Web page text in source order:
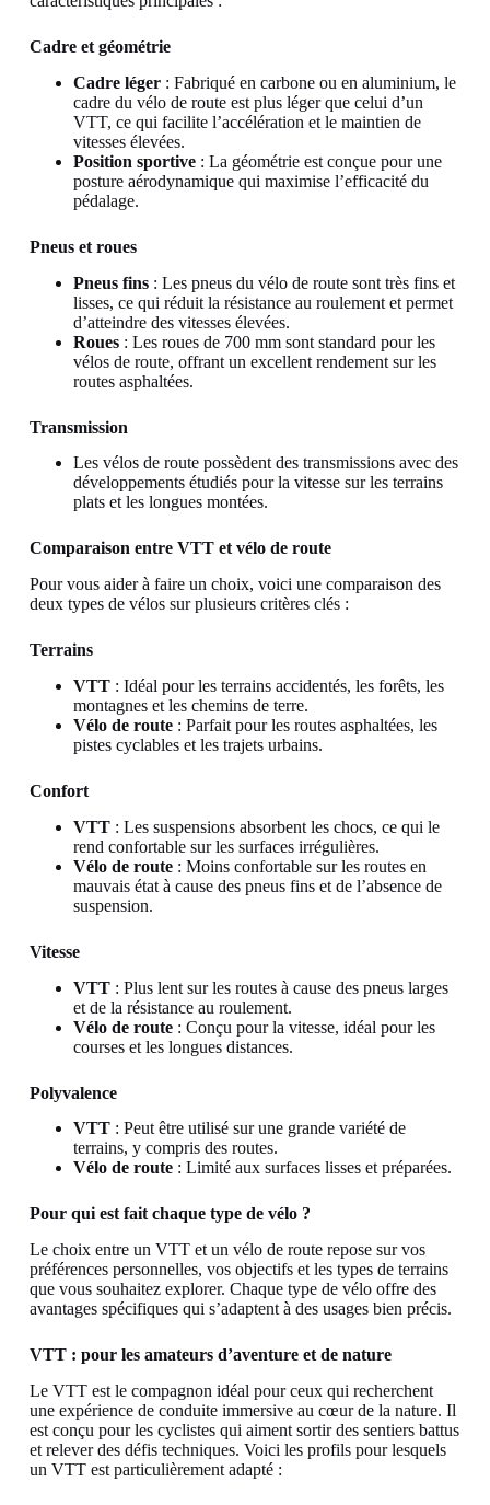
Cadre et géométrie
Cadre léger: Fabriqué en carbone ou en aluminium, le
cadre du vélo de route est plus léger que celui d’un
VTT, ce qui facilite l’accélération et le maintien de
vitesses élevées.
Position sportive: La géométrie est conçue pour une
posture aérodynamique qui maximise l’efficacité du
pédalage.
Pneus et roues
Pneus fins: Les pneus du vélo de route sont très fins et
lisses, ce qui réduit la résistance au roulement et permet
d’atteindre des vitesses élevées.
Roues: Les roues de 700 mm sont standard pour les
vélos de route, offrant un excellent rendement sur les
routes asphaltées.
Transmission
Les vélos de route possèdent des transmissions avec des
développements étudiés pour la vitesse sur les terrains
plats et les longues montées.
Comparaison entre VTT et vélo de route
Pour vous aider à faire un choix, voici une comparaison des
deux types de vélos sur plusieurs critères clés :
Terrains
VTT: Idéal pour les terrains accidentés, les forêts, les
montagnes et les chemins de terre.
Vélo de route: Parfait pour les routes asphaltées, les
pistes cyclables et les trajets urbains.
Confort
VTT: Les suspensions absorbent les chocs, ce qui le
rend confortable sur les surfaces irrégulières.
Vélo de route: Moins confortable sur les routes en
mauvais état à cause des pneus fins et de l’absence de
suspension.
Vitesse
VTT: Plus lent sur les routes à cause des pneus larges
et de la résistance au roulement.
Vélo de route: Conçu pour la vitesse, idéal pour les
courses et les longues distances.
Polyvalence
VTT: Peut être utilisé sur une grande variété de
terrains, y compris des routes.
Vélo de route: Limité aux surfaces lisses et préparées.
Pour qui est fait chaque type de vélo ?
Le choix entre un VTT et un vélo de route repose sur vos
préférences personnelles, vos objectifs et les types de terrains
que vous souhaitez explorer. Chaque type de vélo offre des
avantages spécifiques qui s’adaptent à des usages bien précis.
VTT : pour les amateurs d’aventure et de nature
Le VTT est le compagnon idéal pour ceux qui recherchent
une expérience de conduite immersive au cœur de la nature. Il
est conçu pour les cyclistes qui aiment sortir des sentiers battus
et relever des défis techniques. Voici les profils pour lesquels
un VTT est particulièrement adapté :